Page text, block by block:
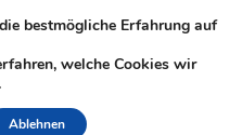
bestmögliche Erfahrung auf
welche Cookies wir
Ablehnen